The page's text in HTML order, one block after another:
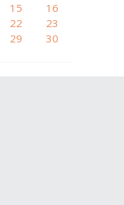
15
16
22
23
29
30